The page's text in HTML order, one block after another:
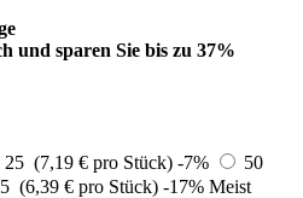
und sparen Sie bis zu 37%
25 (7,19 € pro Stück) -7%
50
(6,39 € pro Stück) -17% Meist